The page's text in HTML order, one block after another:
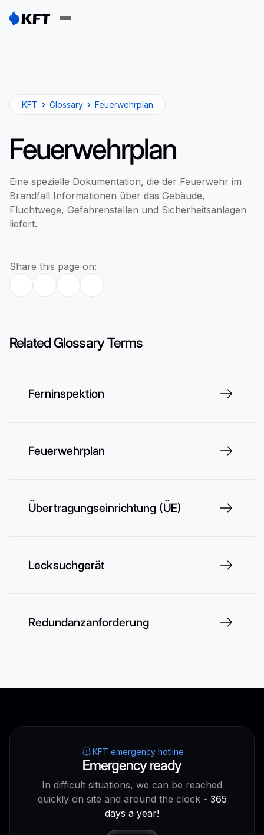
KFT Glossary Feuerwehrplan
Feuerwehrplan
Eine spezielle Dokumentation, die der Feuerwehr im
Brandfall Informationen über das Gebäude,
Fluchtwege, Gefahrenstellen und Sicherheitsanlagen
liefert.
Share this page on:
Related Glossary Terms
Ferninspektion
Feuerwehrplan
Übertragungseinrichtung (ÜE)
Lecksuchgerät
Redundanzanforderung
KFT emergency hotline
Emergency ready
In difficult situations, we can be reached
quickly on site and around the clock - 365
days a year!